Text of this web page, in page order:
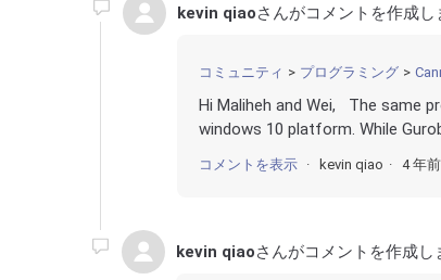
kevin qiaoさんがコメントを作成し
コミュニティ プログラミング
Hi Maliheh and Wei, The same
windows 10 platform. While
コメントを表示 kevin qiao 4 年前
kevin qiaoさんがコメントを作成し